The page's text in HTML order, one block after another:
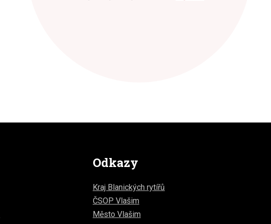
Odkazy
Kraj Blanických rytířů
ČSOP Vlašim
Město Vlašim